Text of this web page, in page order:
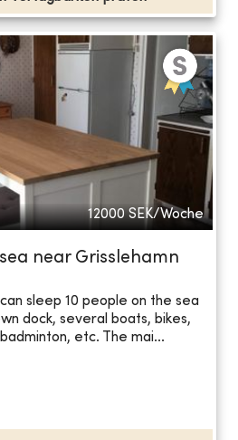
12000 SEK/Woche
near Grisslehamn
sleep 10 people on the sea
dock, several boats, bikes,
etc. The mai...